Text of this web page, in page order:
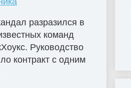
разразился в
команд
Руководство
контракт с одним